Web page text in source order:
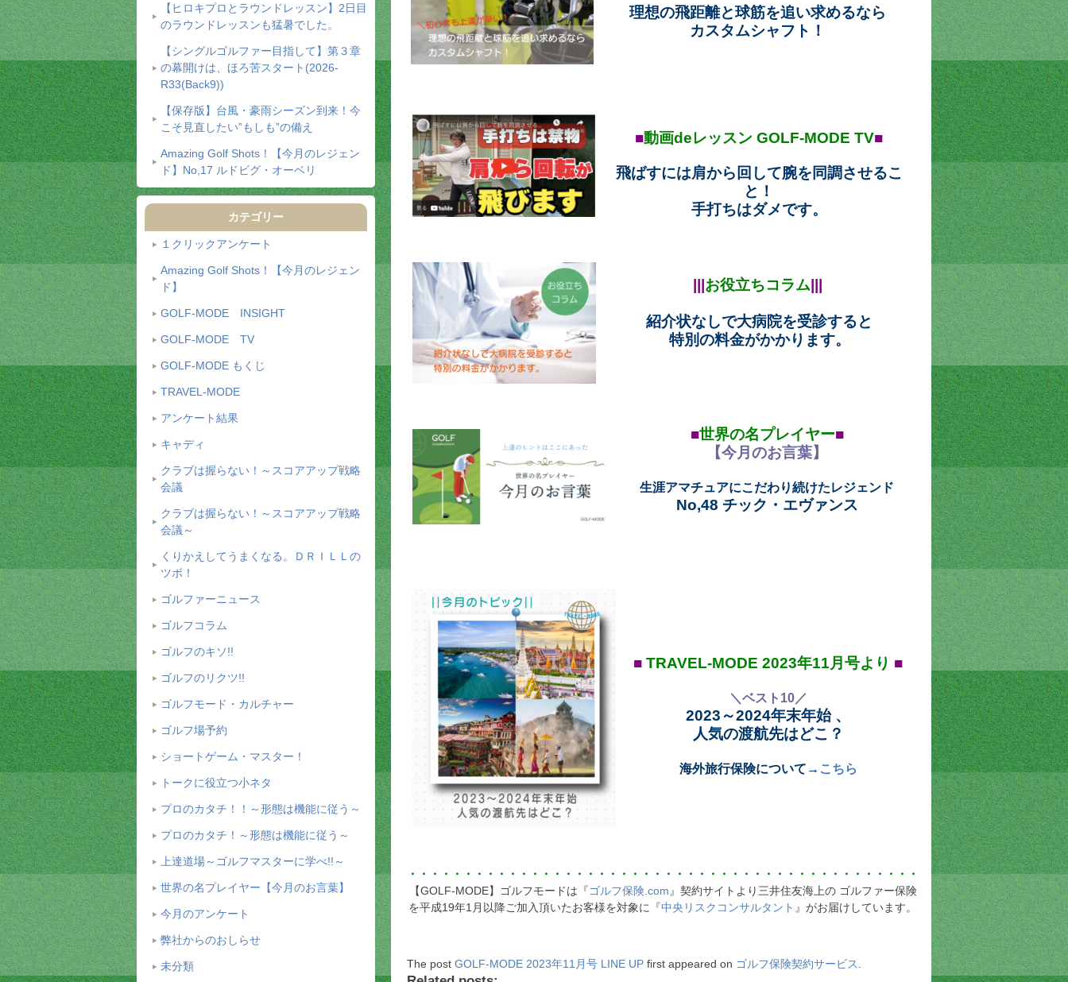
【ヒロキプロとラウンドレッスン】2日目
のラウンドレッスンも猛暑でした。
【シングルゴルファー目指して】第３章
の幕開けは、ほろ苦スタート(2026-
R33(Back9))
【保存版】台風・豪雨シーズン到来！今
こそ見直したい”もしも”の備え
Amazing Golf Shots！【今月のレジェン
ド】No,17 ルドビグ・オーベリ
カテゴリー
１クリックアンケート
Amazing Golf Shots！【今月のレジェン
ド】
GOLF-MODE INSIGHT
GOLF-MODE TV
GOLF-MODE もくじ
TRAVEL-MODE
アンケート結果
キャディ
クラブは握らない！～スコアアップ戦略
会議
クラブは握らない！～スコアアップ戦略
会議～
くりかえしてうまくなる。ＤＲＩＬＬの
ツボ！
ゴルファーニュース
ゴルフコラム
ゴルフのキソ!!
ゴルフのリクツ!!
ゴルフモード・カルチャー
ゴルフ場予約
ショートゲーム・マスター！
トークに役立つ小ネタ
プロのカタチ！！～形態は機能に従う～
プロのカタチ！～形態は機能に従う～
上達道場～ゴルフマスターに学べ!!～
世界の名プレイヤー【今月のお言葉】
今月のアンケート
弊社からのおしらせ
未分類
理想の飛距離と球筋を追い求めるなら
カスタムシャフト！
■動画deレッスン GOLF-MODE TV■
飛ばすには肩から回して腕を同調させるこ
と！
手打ちはダメです。
お役立ちコラム|||
紹介状なしで大病院を受診すると
特別の料金がかかります。
■世界の名プレイヤー■
【今月のお言葉】
生涯アマチュアにこだわり続けたレジェンド
No,48 チック・エヴァンス
■ TRAVEL-MODE 2023年11月号より ■
＼ベスト10／
2023 ～2024年末年始 、
人気の渡航先はどこ？
海外旅行保険について→ こちら
・・・・・・・・・・・・・・・・・・・・・・・・・・・・・・・・・・・・・・・・・・・・・・
【GOLF-MODE】ゴルフモードは『ゴルフ保険.com』契約サイトより三井住友海上の ゴルファー保険
を平成19年1月以降ご加入頂いたお客様を対象に『中央リスクコンサルタント 』がお届けしています。
The post GOLF-MODE 2023年11月号 LINE UP first appeared on ゴルフ保険契約サービス.